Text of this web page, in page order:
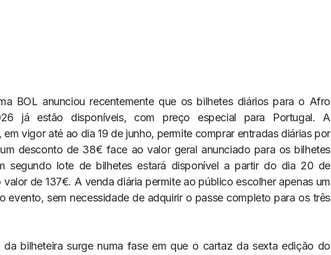
BOL anunciou recentemente que os bilhetes diários para o Afro
já estão disponíveis, com preço especial para Portugal. A
em vigor até ao dia 19 de junho, permite comprar entradas diárias por
desconto de 38€ face ao valor geral anunciado para os bilhetes
segundo lote de bilhetes estará disponível a partir do dia 20 de
valor de 137€. A venda diária permite ao público escolher apenas um
evento, sem necessidade de adquirir o passe completo para os três
da bilheteira surge numa fase em que o cartaz da sexta edição do